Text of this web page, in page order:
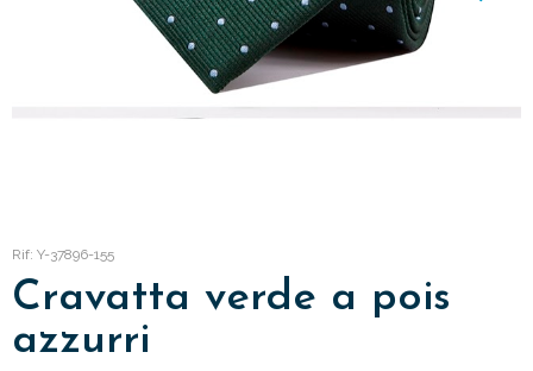
Rif: Y-37896-155
Cravatta verde a pois
azzurri